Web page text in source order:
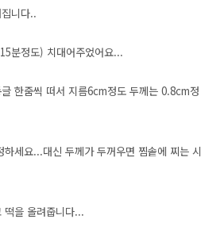
니다..
분정도) 치대어주었어요...
한줌씩 떠서 지름6cm정도 두께는 0.8cm정
세요...대신 두께가 두꺼우면 찜솥에 찌는 시
을 올려줍니다...